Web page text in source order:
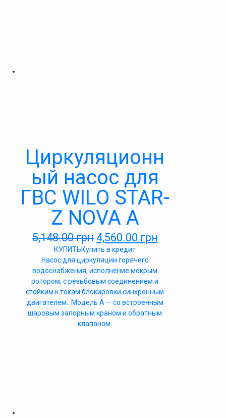
Циркуляционн
ый насос для
ГВС WILO STAR-
Z NOVA A
5,148.00грн 4,560.00 грн
КУПИТЬКупить в кредит
Насос для циркуляции горячего
водоснабжения, исполнение мокрым
ротором, с резьбовым соединением и
стойким к токам блокировки синхронным
двигателем.. Модель А — со встроенным
шаровым запорным краном и обратным
клапаном.